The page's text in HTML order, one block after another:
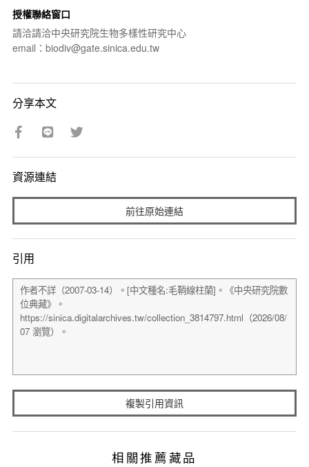
授權聯絡窗口
請洽請洽中央研究院生物多樣性研究中心
email：biodiv@gate.sinica.edu.tw
分享本文
資源連結
前往原始連結
引用
複製引用資訊
相關推薦藏品